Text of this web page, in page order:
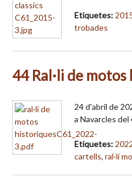
Etiquetes:
trobades
44 Ral·li de
24 d'abril de
a Navarcles
Etiquetes:
cartells, ral·li